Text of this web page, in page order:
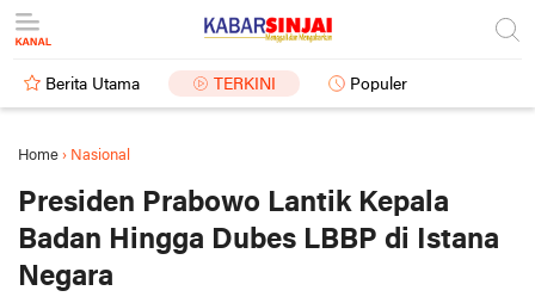
Berita Utama TERKINI Populer
Home › Nasional
Presiden Prabowo Lantik Kepala
Badan Hingga Dubes LBBP di Istana
Negara